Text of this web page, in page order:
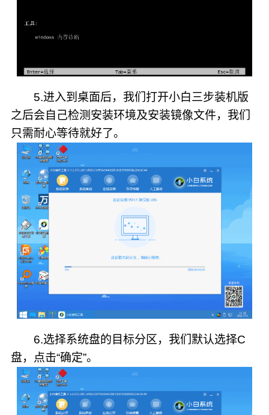
5.进入到桌面后，我们打开小白三步装机版
之后会自己检测安装环境及安装镜像文件，我们
只需耐心等待就好了。
6.选择系统盘的目标分区，我们默认选择C
盘，点击“确定”。